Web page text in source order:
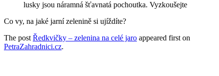
lusky jsou náramná šťavnatá pochoutka. Vyzkoušejte
Co vy, na jaké jarní zelenině si ujíždíte?
The post Ředkvičky – zelenina na celé jaro appeared first on
PetraZahradnici.cz.